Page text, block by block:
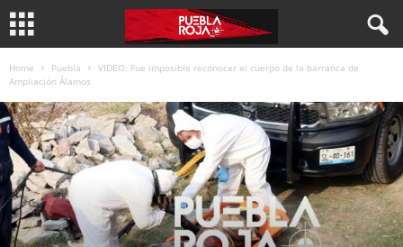
Home Puebla
VIDEO: Fue imposible reconocer el cuerpo de la barranca de
Ampliación Álamos